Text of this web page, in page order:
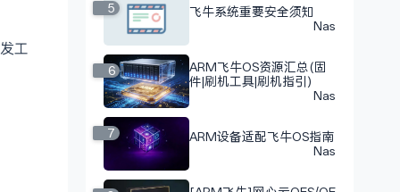
工
5
飞牛系统重要安全须知
Nas
6
ARM飞牛OS资源汇总(固
件|刷机工具|刷机指引)
Nas
7
ARM设备适配飞牛OS指南
Nas